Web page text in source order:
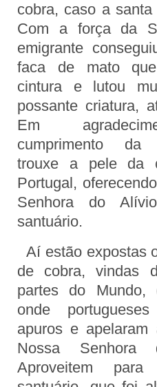
cobra, caso a santa
Com a força da
emigrante
faca de mato
cintura e lutou
possante criatura,
Em
cumprimento da
trouxe a pele da
Portugal,
Senhora do
santuário.
Aí estão expostas
de cobra, vindas
partes do Mundo,
onde
apuros e
Nossa Senhora
Aproveitem